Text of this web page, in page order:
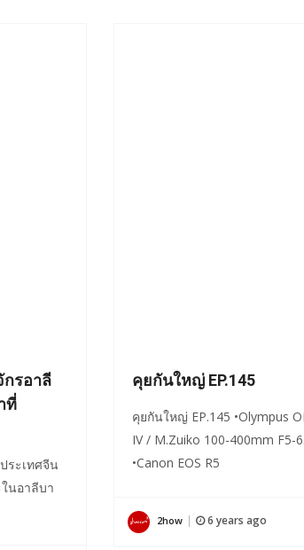
กรอาลี
ที่
ระเทศจีน
นอาลีบา
คุยกันใหญ่ EP.145
คุยกันใหญ่ EP.145 •Olympus
IV / M.Zuiko 100-400mm F5-
•Canon EOS R5
2how 6 years ago